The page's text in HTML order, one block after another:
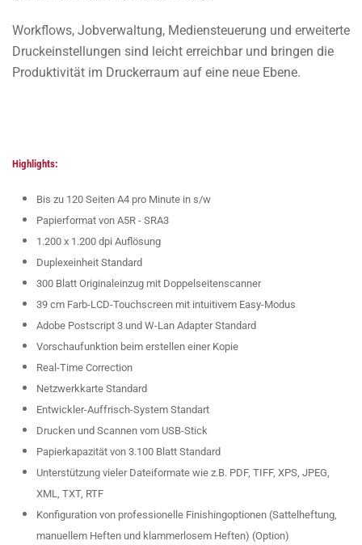
Workflows, Jobverwaltung, Mediensteuerung und erweiterte
Druckeinstellungen sind leicht erreichbar und bringen die
Produktivität im Druckerraum auf eine neue Ebene.
Highlights:
Bis zu 120 Seiten A4 pro Minute in s/w
Papierformat von A5R - SRA3
1.200 x 1.200 dpi Auflösung
Duplexeinheit Standard
300 Blatt Originaleinzug mit Doppelseitenscanner
39 cm Farb-LCD-Touchscreen mit intuitivem Easy-Modus
Adobe Postscript 3 und W-Lan Adapter Standard
Vorschaufunktion beim erstellen einer Kopie
Real-Time Correction
Netzwerkkarte Standard
Entwickler-Auffrisch-System Standart
Drucken und Scannen vom USB-Stick
Papierkapazität von 3.100 Blatt Standard
Unterstützung vieler Dateiformate wie z.B. PDF, TIFF, XPS, JPEG,
XML, TXT, RTF
Konfiguration von professionelle Finishingoptionen (Sattelheftung,
manuellem Heften und klammerlosem Heften) (Option)